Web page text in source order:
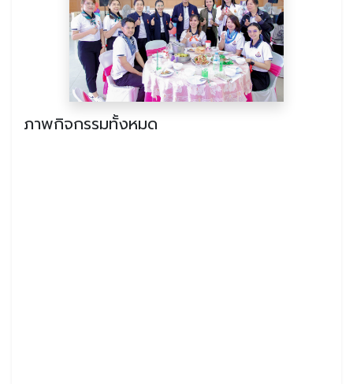
ภาพกิจกรรมทั้งหมด